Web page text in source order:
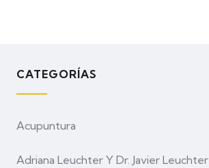
CATEGORÍAS
Acupuntura
Adriana Leuchter Y Dr. Javier Leuchter